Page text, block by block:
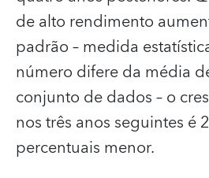
de alto rendimento
padrão – medida
número difere da média
conjunto de dados – o
nos três anos seguintes é
percentuais menor.